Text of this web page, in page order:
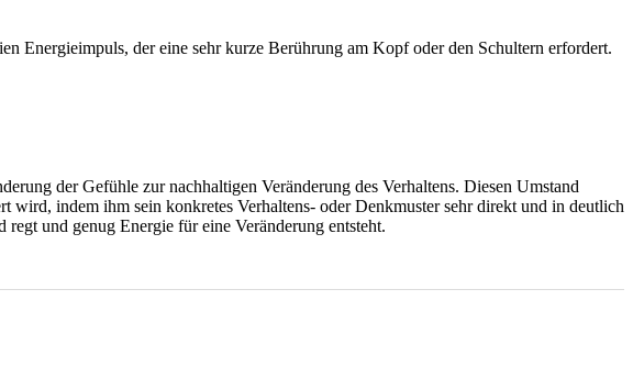
Energieimpuls, der eine sehr kurze Berührung am Kopf oder den Schultern erfordert.
der Gefühle zur nachhaltigen Veränderung des Verhaltens. Diesen Umstand
indem ihm sein konkretes Verhaltens- oder Denkmuster sehr direkt und in deutlich
und genug Energie für eine Veränderung entsteht.